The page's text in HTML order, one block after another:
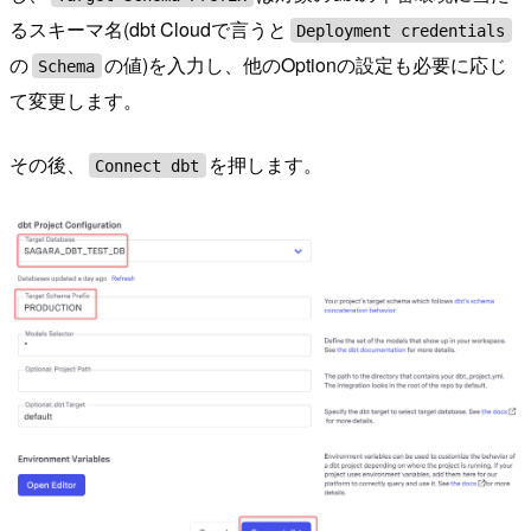
るスキーマ名(dbt Cloudで言うと
Deployment credentials
の Schema の値)を入力し、他のOptionの設定も必要に応じ
て変更します。
その後、 Connect dbt を押します。